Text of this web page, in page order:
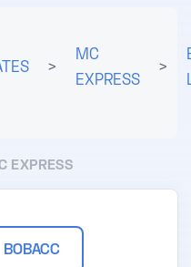
>
MC
EXPRESS
>
EXPRESS
BOBACC